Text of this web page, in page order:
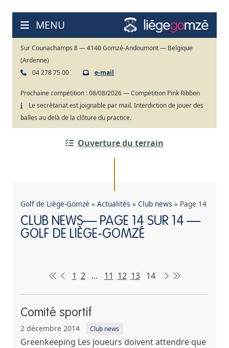
contenu
MENU
Sur Counachamps 8 — 4140 Gomzé-Andoumont — Belgique
(Ardenne)
04 278 75 00
e-mail
Prochaine compétition :08/08/2026 — Compétition Pink Ribbon
Le secrétariat est joignable par mail. Interdiction de jouer des
balles au delà de la clôture du practice.
Ouverture du terrain
Golf de Liège-Gomzé » Actualités » Club news » Page 14
CLUB NEWS— PAGE 14 SUR 14 —
GOLF DE LIÈGE-GOMZÉ
1 2 … 11 12 13 14
Comité sportif
2 décembre 2014 Club news
Greenkeeping Les joueurs doivent attendre que